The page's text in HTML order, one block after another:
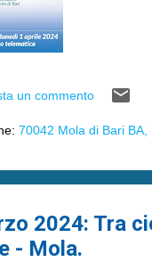
un commento
70042 Mola di Bari BA,
2024: Tra
- Mola.